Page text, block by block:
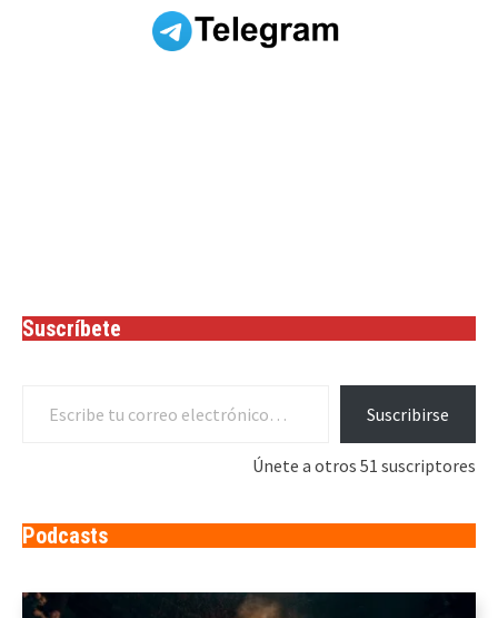
Suscríbete
Suscribirse
Únete a otros 51 suscriptores
Podcasts